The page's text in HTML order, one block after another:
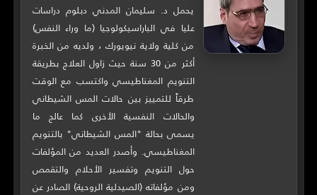
يحمل د. سليمان المدني دبلوم دراسات
عليا في الباراسيكولوجيا (ما وراء النفس)
من كلية ولاية نيويورك ، ولديه من الخبرة
أكثر من 30 سنة حيث زاول العلاج بطريقة
التنويم المغناطيسي واكتسب مع الوقت
طرقاً للتمييز بين حالات المس الشيطاني
والحالات النفسية الأخرى كما عالج ما
يسمى بحالة "المس الشيطاني" بالتنويم
المغناطيسي. وأصدر العديد من المؤلفات
حول التنويم وتفسير الأحلام والتقمص
ومن مؤلفاته (الصيدلية الروحية) الصادر عن